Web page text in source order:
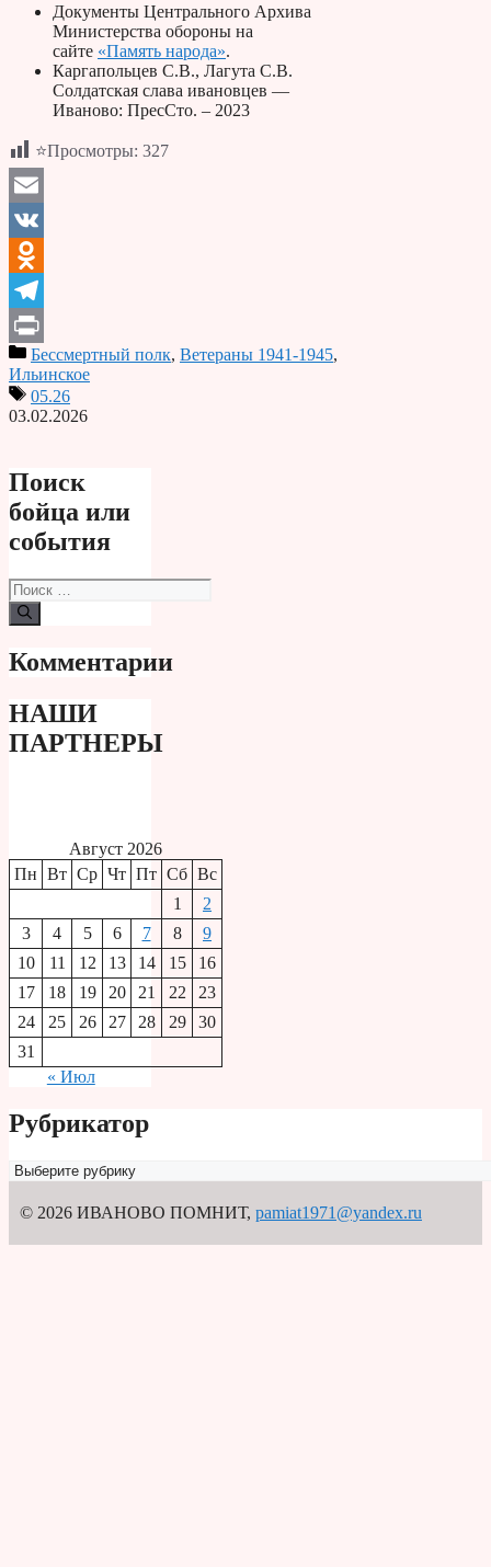
Документы Центрального Архива
Министерства обороны на
сайте «Память народа».
Каргапольцев С.В., Лагута С.В.
Солдатская слава ивановцев —
Иваново: ПресСто. – 2023
⭐Просмотры: 327
Email
VK
Odnoklassniki
Telegram
PrintБессмертный полк, Ветераны 1941-1945,
Ильинское
05.26
03.02.2026
Поиск
бойца или
события
Поиск:
Комментарии
НАШИ
ПАРТНЕРЫ
Август 2026
Пн Вт Ср Чт Пт Сб Вс
1
2
3
4 5 6 7 8
9
10
11 12 13 14 15
16
17
18 19 20 21 22
23
24
25 26 27 28 29
30
31
« Июл
Рубрикатор
Рубрикатор
© 2026 ИВАНОВО ПОМНИТ, pamiat1971@yandex.ru